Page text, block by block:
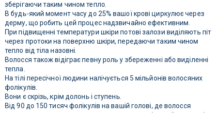
зберігаючи таким чином тепло.
В будь-який момент часу до 25% вашої крові циркулює через
дерму, що робить цей процес надзвичайно ефективним.
При підвищенні температури шкіри потові залози виділяють піт
через протоки на поверхню шкіри, передаючи таким чином
тепло від тіла назовні.
Волосся також відіграє певну роль у збереженні або виділенні
тепла.
На тілі пересічної людини налічується 5 мільйонів волосяних
фолікулів.
Вони є скрізь, крім долонь і ступень.
Від 90 до 150 тисяч фолікулів на вашій голові, де волосся